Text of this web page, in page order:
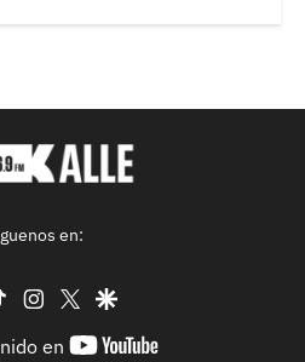
en:
tiktok instagram
twittergoogle
en
youtube-